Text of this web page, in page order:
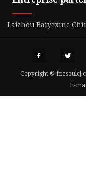
Laizhou Baiyexine
Copyright ©
E-